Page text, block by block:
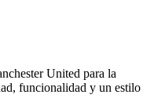
United para la
funcionalidad y un estilo